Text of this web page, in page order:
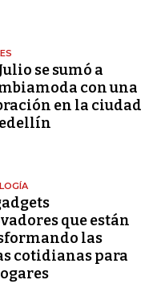
se sumó a
con una
en la ciudad
que están
las
cotidianas para